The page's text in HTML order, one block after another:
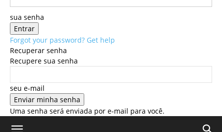
sua senha
Forgot your password? Get help
Recuperar senha
Recupere sua senha
seu e-mail
Uma senha será enviada por e-mail para você.